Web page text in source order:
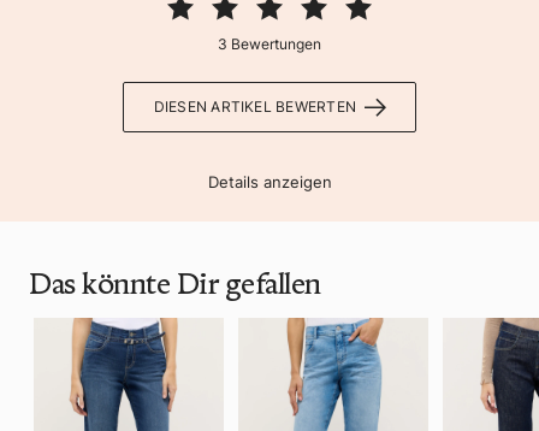
3 Bewertungen
DIESEN ARTIKEL BEWERTEN
Details anzeigen
Das könnte Dir gefallen